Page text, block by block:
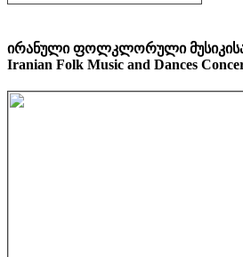
ირანული ფოლკლორული მუსიკისა
Iranian Folk Music and Dances